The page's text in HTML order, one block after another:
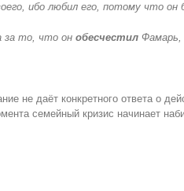
ибо любил его, потому что он
за то, что он обесчестилФамарь,
не даёт конкретного ответа о
семейный кризис начинает